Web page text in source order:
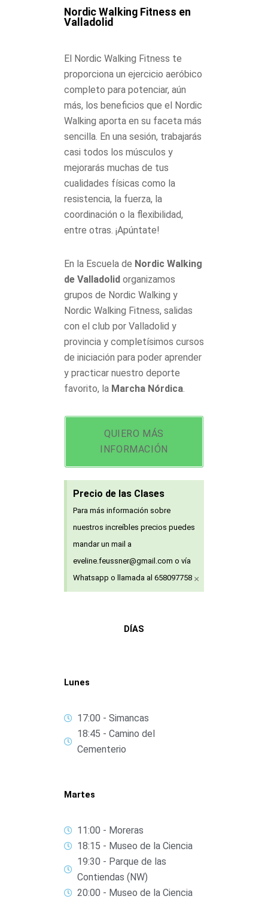
Nordic Walking Fitness en
Valladolid
El Nordic Walking Fitness te
proporciona un ejercicio aeróbico
completo para potenciar, aún
más, los beneficios que el Nordic
Walking aporta en su faceta más
sencilla. En una sesión, trabajarás
casi todos los músculos y
mejorarás muchas de tus
cualidades físicas como la
resistencia, la fuerza, la
coordinación o la flexibilidad,
entre otras. ¡Apúntate!
En la Escuela de Nordic Walking
de Valladolid organizamos
grupos de Nordic Walking y
Nordic Walking Fitness, salidas
con el club por Valladolid y
provincia y completísimos cursos
de iniciación para poder aprender
y practicar nuestro deporte
favorito, la Marcha Nórdica.
QUIERO MÁS
INFORMACIÓN
Precio de las Clases
Para más información sobre
nuestros increíbles precios puedes
mandar un mail a
eveline.feussner@gmail.com o vía
Whatsapp o llamada al 658097758 ×
DÍAS
Lunes
17:00 - Simancas
18:45 - Camino del
Cementerio
Martes
11:00 - Moreras
18:15 - Museo de la Ciencia
19:30 - Parque de las
Contiendas (NW)
20:00 - Museo de la Ciencia